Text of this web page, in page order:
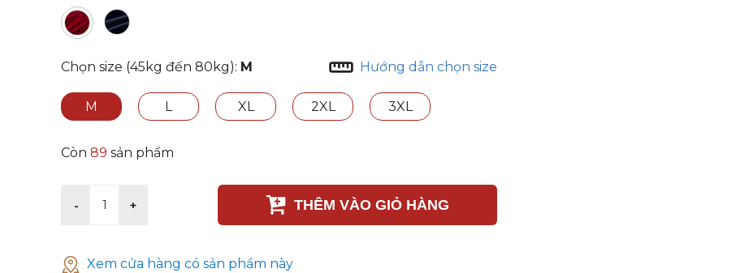
Chọn size (45kg đến 80kg): M Hướng dẫn chọn size
M L XL 2XL 3XL
Còn 89 sản phẩm
- 1 + THÊM VÀO GIỎ HÀNG
Xem cửa hàng có sản phẩm này